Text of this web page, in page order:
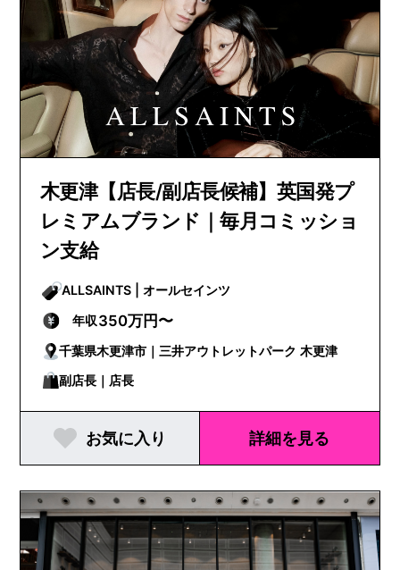
木更津【店長/副店長候補】英国発プ
レミアムブランド｜毎月コミッショ
ン支給
ALLSAINTS | オールセインツ
年収350万円〜
千葉県木更津市｜三井アウトレットパーク 木更津
副店長｜店長
お気に入り 詳細を見る